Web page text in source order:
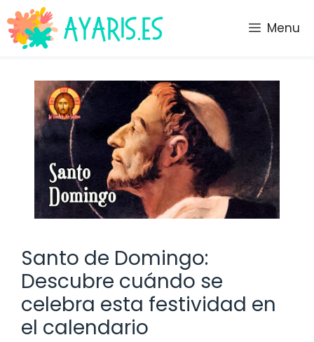
Saltar
al
contenido
Menu
Santo de Domingo:
Descubre cuándo se
celebra esta festividad en
el calendario